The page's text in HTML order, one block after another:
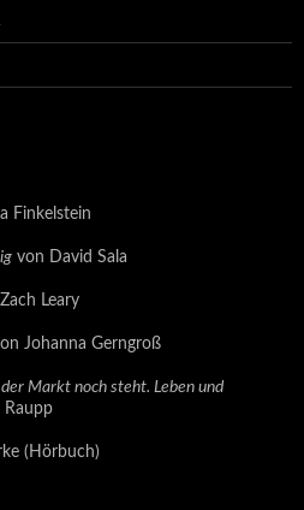
Finkelstein
von David Sala
Leary
Johanna Gerngroß
Markt noch steht. Leben und
(Hörbuch)